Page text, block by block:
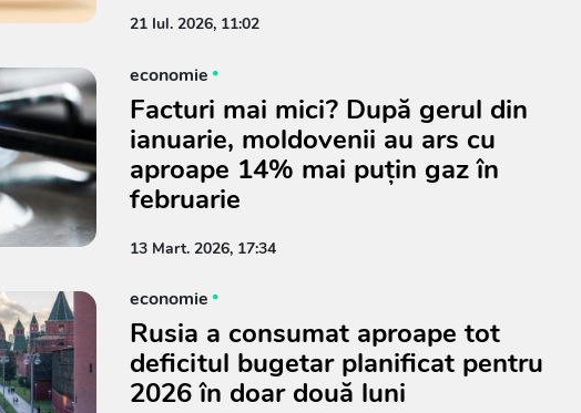
21 Iul. 2026, 11:02
economie
Facturi mai mici? După gerul din
ianuarie, moldovenii au ars cu
aproape 14% mai puțin gaz în
februarie
13 Mart. 2026, 17:34
economie
Rusia a consumat aproape tot
deficitul bugetar planificat pentru
2026 în doar două luni